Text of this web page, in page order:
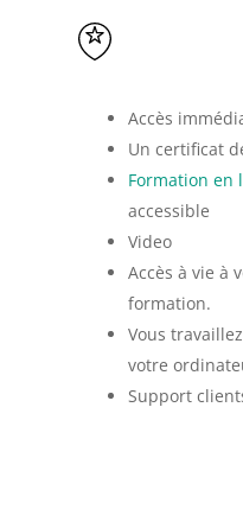
Accès
Un certificat
Formation en
accessible
Video
Accès à vie à
formation.
Vous
votre
Support